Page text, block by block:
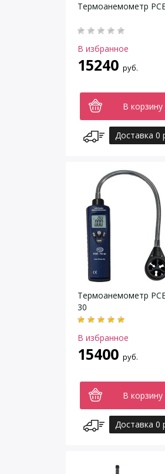
Термоанемометр
В избранное
15240 руб.
В корзину
Доставка 0
Термоанемометр
30
В избранное
15400 руб.
В корзину
Доставка 0